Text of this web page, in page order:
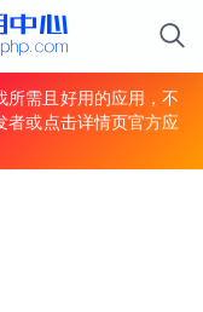
所需且好用的应用，不
者或点击详情页官方应